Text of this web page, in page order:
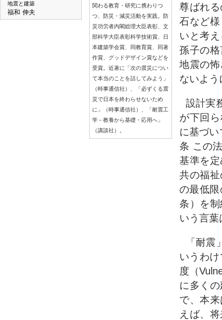
地震と建築
福和 伸夫
関わる教育・研究に携わりつ
つ、防災・減災活動を実践。防
災功労者内閣総理大臣表彰、文
部科学大臣表彰科学技術賞、日
本建築学会賞、同教育賞、同著
作賞、グッドデザイン賞などを
受賞。近著に「次の震災につい
て本当のことを話してみよう」
（時事通信社）、「必ずくる震
災で日本を終わらせないため
に」（時事通信社）、「耐震工
学－教養から基礎・応用へ」
（講談社）。
尊ばれ
石など
いと考
孫子の
地震の
ないよ
設計実
が下回
に基づ
条 この
基準を
共の福
の最低
条）を
いう言
「耐
いうわ
度（
に多く
で、本
えば、